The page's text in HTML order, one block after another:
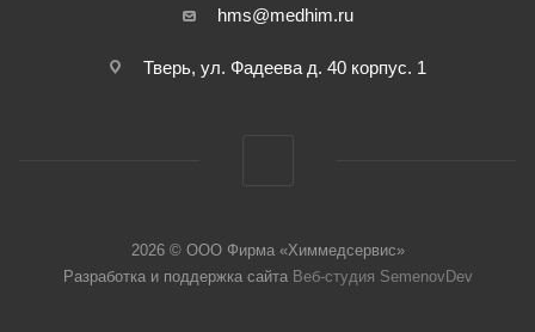
hms@medhim.ru
Тверь, ул. Фадеева д. 40 корпус. 1
2026 © ООО Фирма «Химмедсервис»
Разработка и поддержка сайта Веб-студия SemenovDev